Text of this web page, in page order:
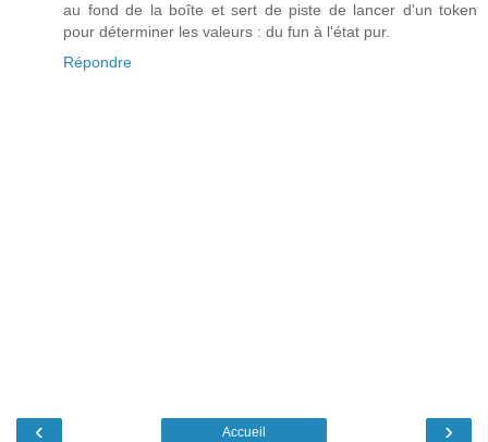
au fond de la boîte et sert de piste de lancer d'un token
pour déterminer les valeurs : du fun à l'état pur.
Répondre
‹ ›
Accueil